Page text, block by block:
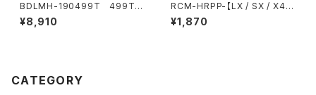
BDLMH-190499T 499T
クリアハイパーカーボディ 1/10
190mm タミヤ TT-02用 ライ
¥8,910
RCM-HRPP-【LX / SX / X4X
/ BD11X / Mi8X】 Horizonta
l リアポストボディマウント Pro
¥1,870
CATEGORY